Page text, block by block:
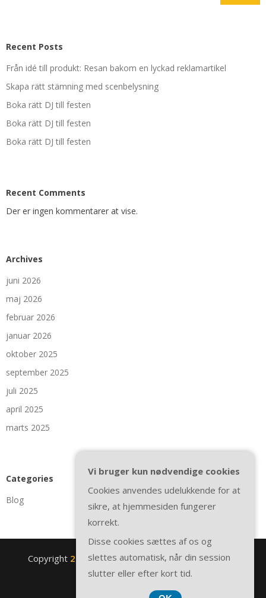
Recent Posts
Från idé till produkt: Resan bakom en lyckad reklamartikel
Skapa rätt stämning med scenbelysning
Boka rätt DJ till festen
Boka rätt DJ till festen
Boka rätt DJ till festen
Recent Comments
Der er ingen kommentarer at vise.
Archives
juni 2026
maj 2026
februar 2026
januar 2026
oktober 2025
september 2025
juli 2025
april 2025
marts 2025
Categories
Blog
Copyright 2nite.se. All rights reserved.| Theme by
SuperbThemes
Vi bruger kun nødvendige cookies
Cookies anvendes udelukkende for at
sikre, at hjemmesiden fungerer
korrekt.
Disse cookies sættes af os og
slettes automatisk, når din session
slutter eller efter kort tid.